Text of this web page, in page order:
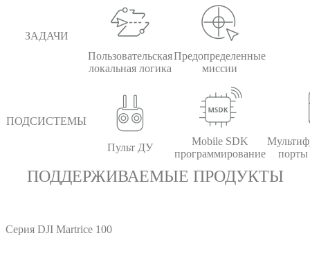
ЗАДАЧИ
Пользовательская
локальная логика
Предопределенные
миссии
ПОДСИСТЕМЫ
Пульт ДУ
Mobile SDK
программирование
порты
ПОДДЕРЖИВАЕМЫЕ ПРОДУКТЫ
Серия DJI Martrice 100